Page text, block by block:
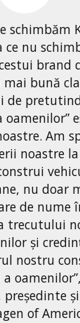
schimbăm
ce nu
brand
mai bună
de
oamenilor”
Am
noastre
nu doar
de nume
trecutului
și
nostru
și
of